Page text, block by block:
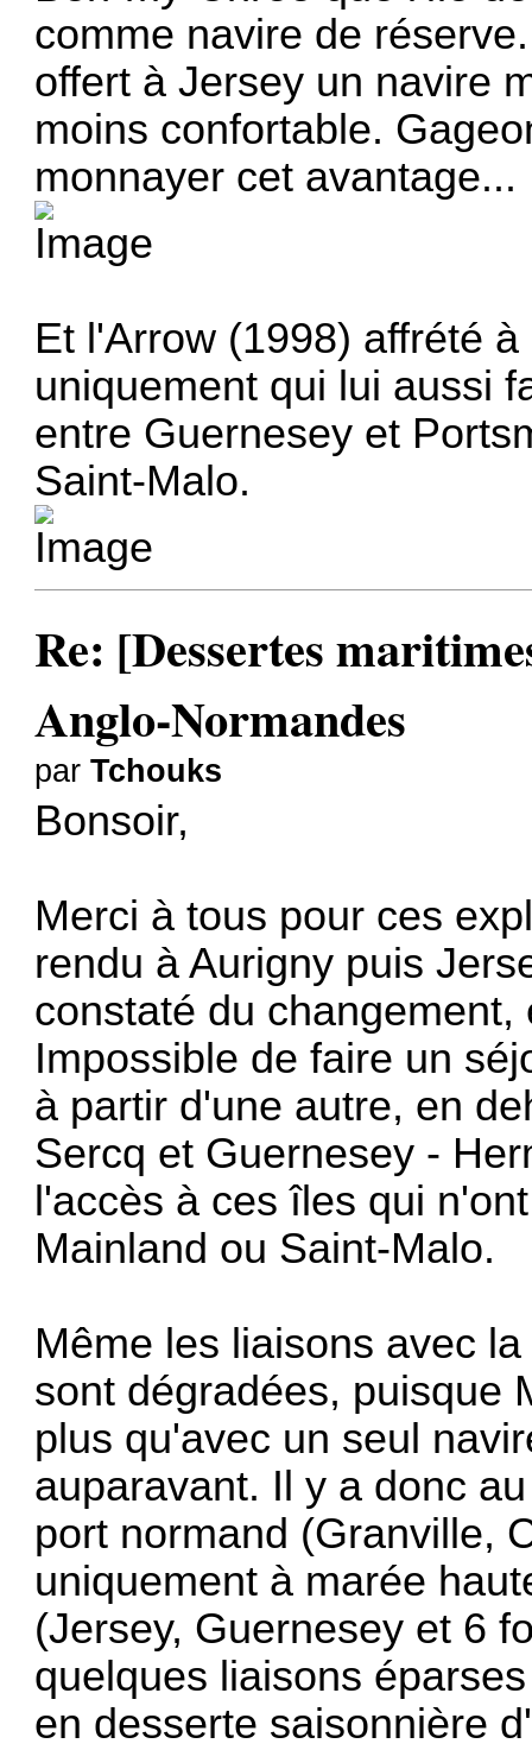
comme navire de
offert à Jersey un navire
moins confortable.
monnayer cet avantage...
Et l'Arrow (1998) affrété
uniquement qui lui aussi
entre Guernesey et
Saint-Malo.
Re: [Dessertes
Anglo-Normandes
parTchouks
Bonsoir,
Merci à tous pour ces
rendu à Aurigny puis
constaté du
Impossible de faire un
à partir d'une autre, en
Sercq et Guernesey -
l'accès à ces îles qui
Mainland ou Saint-Malo.
Même les liaisons avec
sont dégradées, puisque
plus qu'avec un seul
auparavant. Il y a donc
port normand (Granville,
uniquement à marée
(Jersey, Guernesey et 6
quelques liaisons
en desserte saisonnière